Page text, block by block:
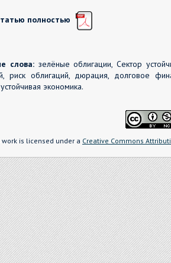
полностью
слова:зелёные облигации, Сектор
риск облигаций, дюрация, долговое
экономика.
work is licensed under a Creative Commons